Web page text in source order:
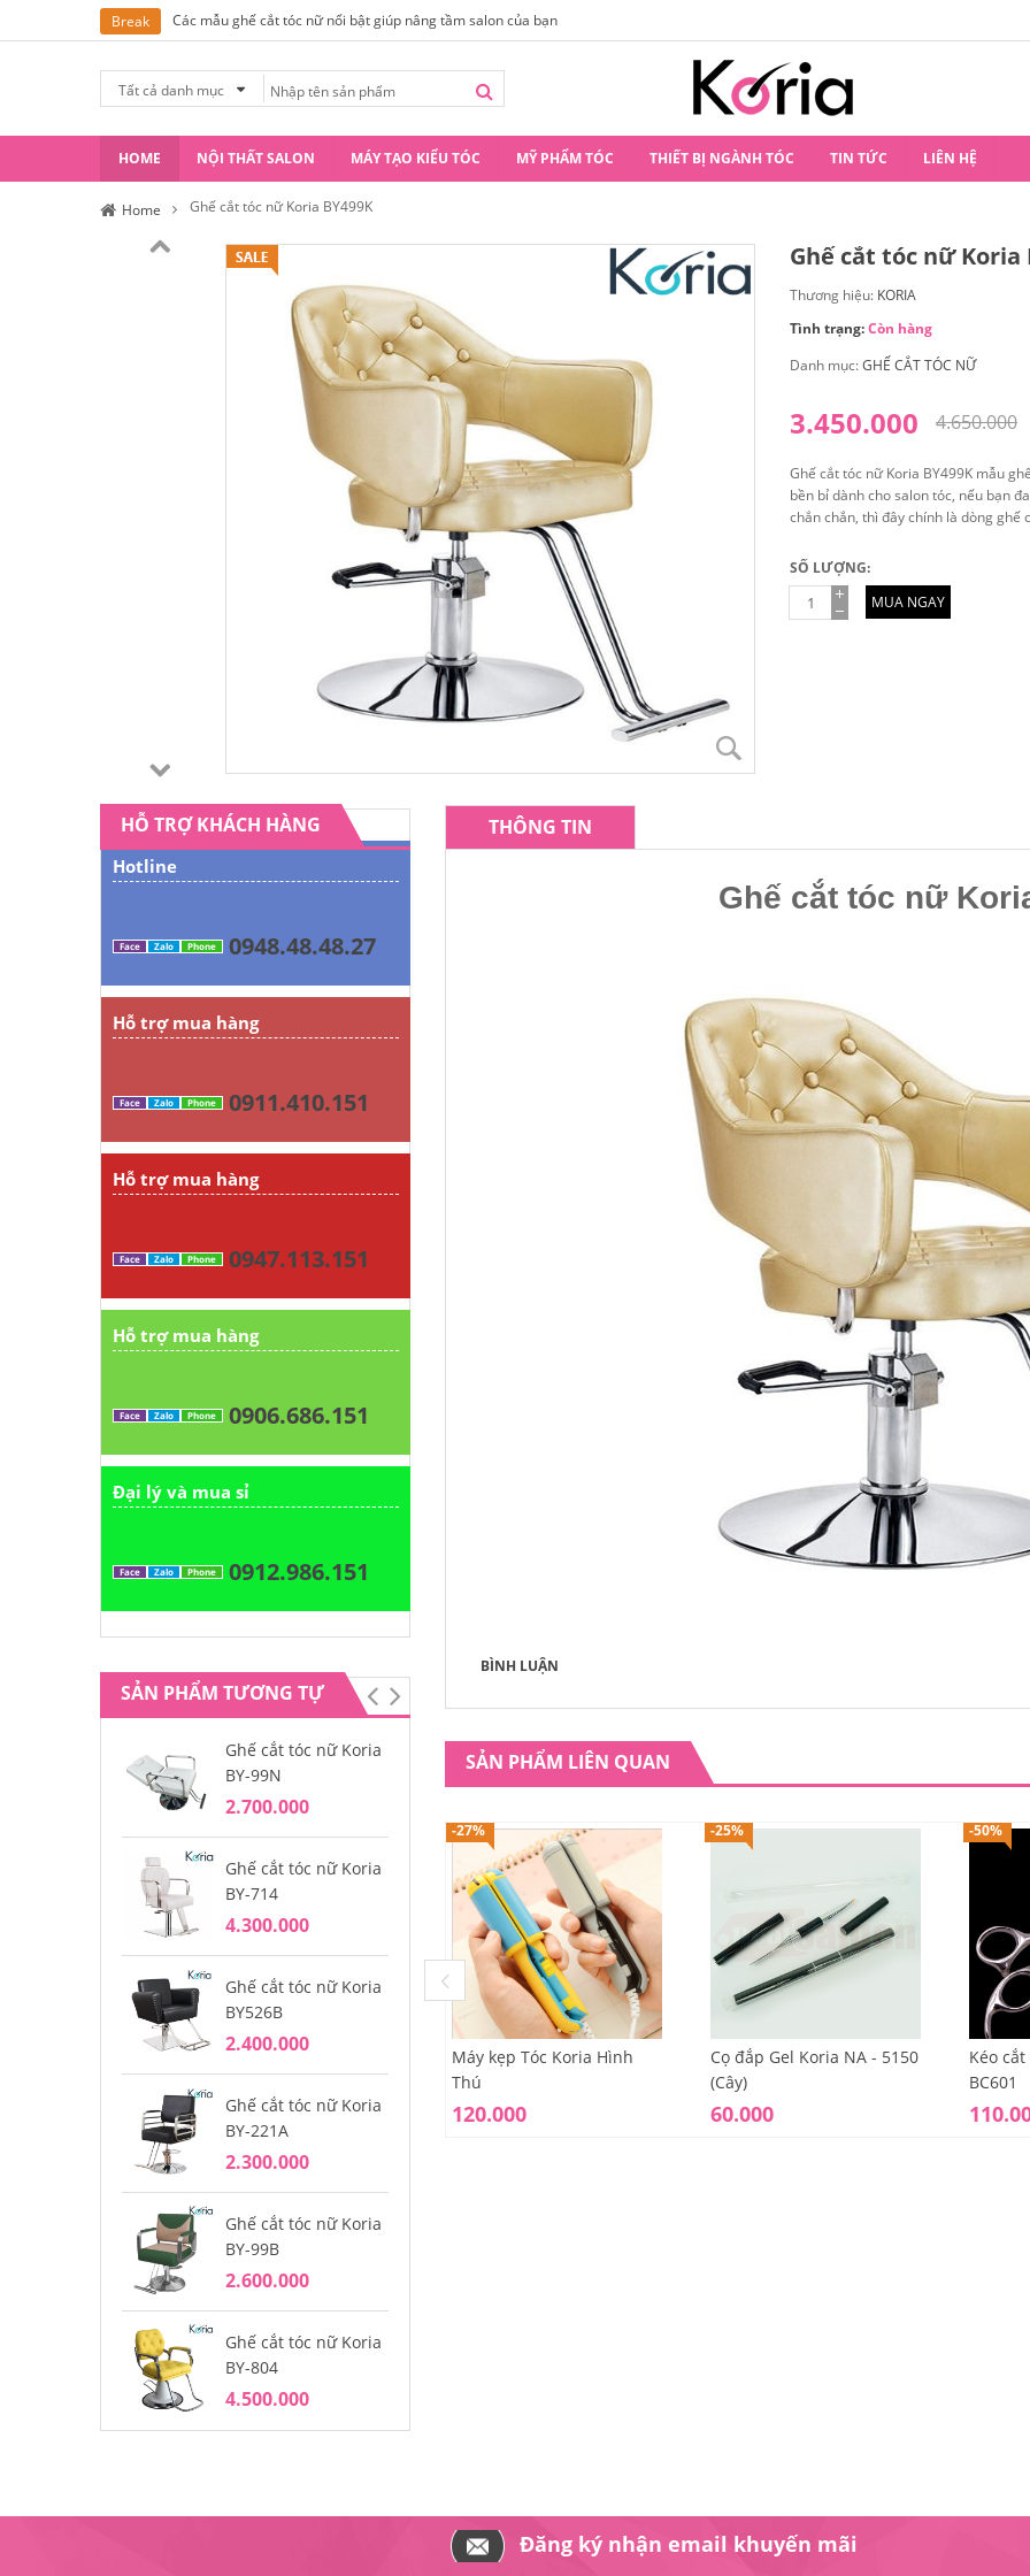
Break Các mẫu ghế cắt tóc nữ nổi bật giúp nâng tầm salon của bạn Hướng Dẫn Tất Tần Tật Về Những Kiểu Tóc
Tất cả danh mục
HOME NỘI THẤT SALON MÁY TẠO KIỂU TÓC MỸ PHẨM TÓC THIẾT BỊ NGÀNH TÓC TIN TỨC LIÊN HỆ
Home Ghế cắt tóc nữ Koria BY499K
Ghế cắt tóc nữ Koria
Thương hiệu: KORIA
Tình trạng:Còn hàng
Danh mục:GHẾ CẮT TÓC NỮ
4.650.000
3.450.000
Ghế cắt tóc nữ Koria BY499K mẫu
bền bỉ dành cho salon tóc, nếu bạn
chắn chắn, thì đây chính là dòng ghế
SỐ LƯỢNG:
MUA NGAY
HỖ TRỢ KHÁCH HÀNG
Hotline
Face Zalo Phone 0948.48.48.27
Hỗ trợ mua hàng
Face Zalo Phone 0911.410.151
Hỗ trợ mua hàng
Face Zalo Phone 0947.113.151
Hỗ trợ mua hàng
Face Zalo Phone 0906.686.151
Đại lý và mua sỉ
Face Zalo Phone 0912.986.151
SẢN PHẨM TƯƠNG TỰ
Ghế cắt tóc nữ Koria
BY-99N
2.700.000
Ghế cắt tóc nữ Koria
BY-714
4.300.000
Ghế cắt tóc nữ Koria
BY526B
2.400.000
Ghế cắt tóc nữ Koria
BY-221A
2.300.000
Ghế cắt tóc nữ Koria
BY-99B
2.600.000
Ghế cắt tóc nữ Koria
BY-804
4.500.000
Ghế cắt tóc nữ lưng
ngã Koria BY-544N
Ghế cắt tóc nữ Koria
BY569C
2.300.000
Ghế cắt tóc nữ Koria
BY-803
4.350.000
Ghế cắt tóc nữ Koria
THÔNG TIN
Ghế cắt tóc nữ
BÌNH LUẬN
SẢN PHẨM LIÊN QUAN
-27%
Máy kẹp Tóc Koria Hình
Thú
120.000
-25%
Cọ đắp Gel Koria NA - 5150
(Cây)
60.000
-50%
Kéo
BC601
Đăng ký nhận email khuyến mãi